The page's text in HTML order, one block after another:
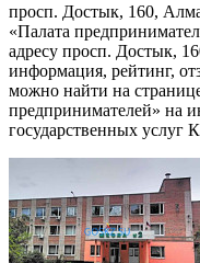
просп. Достык, 160,
«Палата
адресу просп. Достык,
информация, рейтинг,
можно найти на
предпринимателей» на
государственных услуг